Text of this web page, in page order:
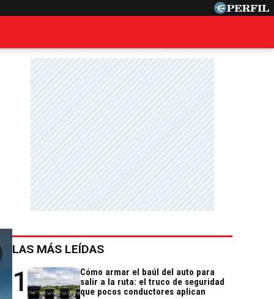
LAS MÁS LEÍDAS
1
Cómo armar el baúl del auto para
salir a la ruta: el truco de seguridad
que pocos conductores aplican